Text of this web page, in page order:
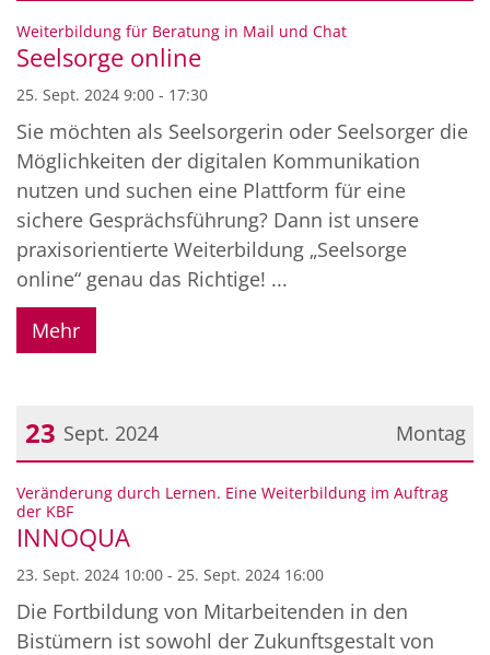
Datum: 25. September 2024
Weiterbildung für Beratung in Mail und Chat:
Seelsorge online
25. Sept. 2024 9:00 - 17:30
Sie möchten als Seelsorgerin oder Seelsorger die
Möglichkeiten der digitalen Kommunikation
nutzen und suchen eine Plattform für eine
sichere Gesprächsführung? Dann ist unsere
praxisorientierte Weiterbildung „Seelsorge
online“ genau das Richtige! ...
Mehr
Montag
23 Sept. 2024
Datum: 23. September 2024
Veränderung durch Lernen. Eine Weiterbildung im Auftrag
der KBF:
INNOQUA
23. Sept. 2024 10:00 - 25. Sept. 2024 16:00
Die Fortbildung von Mitarbeitenden in den
Bistümern ist sowohl der Zukunftsgestalt von